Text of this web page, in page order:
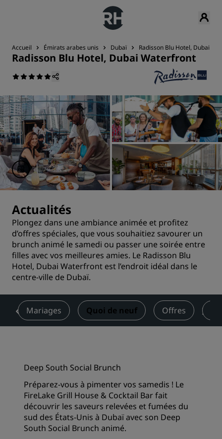
Accueil Émirats arabes unis Dubaï Radisson Blu Hotel, Dubai
Radisson Blu Hotel, Dubai Waterfront
Actualités
Plongez dans une ambiance animée et profitez
d’offres spéciales, que vous souhaitiez savourer un
brunch animé le samedi ou passer une soirée entre
filles avec vos meilleures amies. Le Radisson Blu
Hotel, Dubai Waterfront est l’endroit idéal dans le
centre-ville de Dubaï.
Mariages Quoi de neuf Offres
Deep South Social Brunch
Préparez-vous à pimenter vos samedis ! Le
FireLake Grill House & Cocktail Bar fait
découvrir les saveurs relevées et fumées du
sud des États-Unis à Dubaï avec son Deep
South Social Brunch animé.